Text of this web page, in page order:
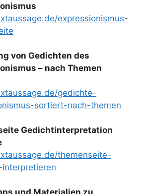
expressionismus-
von Gedichten des
– nach Themen
gedichte-
sortiert-nach-themen
Gedichtinterpretation
themenseite-
und Materialien zu